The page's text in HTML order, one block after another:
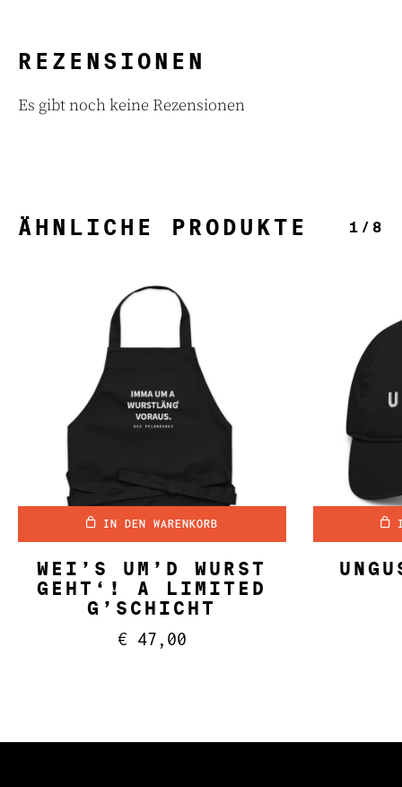
REZENSIONEN
Es gibt noch keine Rezensionen
ÄHNLICHE PRODUKTE 1/8
IN DEN WARENKORB
WEI’S UM’D WURST
GEHT‘! A LIMITED
G’SCHICHT
€ 47,00